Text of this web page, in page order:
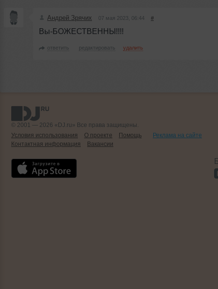
Андрей Зрячих 07 мая 2023, 06:44 #
Вы-БОЖЕСТВЕННЫ!!!!
ответить редактировать удалить
© 2001 — 2026 «DJ.ru» Все права защищены.
Условия использования
О проекте Помощь
Реклама на сайте
Контактная информация
Вакансии